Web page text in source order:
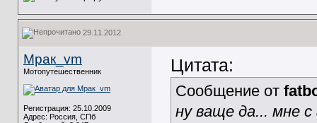
29.11.2012
Мрак_vm
Мотопутешественник
Регистрация: 25.10.2009
Адрес: Россия, СПб
Цитата:
Сообщение от
ну ваще да... мне